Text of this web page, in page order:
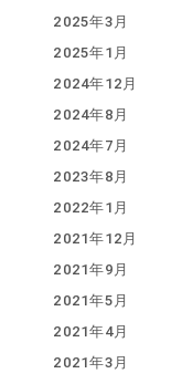
2025年3月
2025年1月
2024年12月
2024年8月
2024年7月
2023年8月
2022年1月
2021年12月
2021年9月
2021年5月
2021年4月
2021年3月